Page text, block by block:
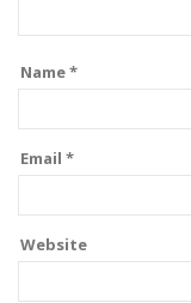
Name*
Email *
Website